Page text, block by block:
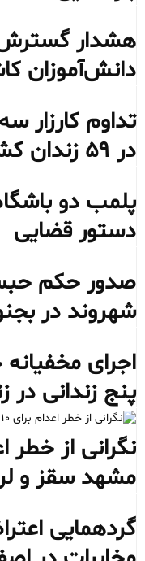
هشدار گسترش
دانش‌آموزان
تداوم کارزار
در ۵۹ زندان کشور
پلمب دو
دستور قضایی
صدور حکم
شهروند در
اجرای
پنج زندانی در
مشهد سقز و
گردهمایی